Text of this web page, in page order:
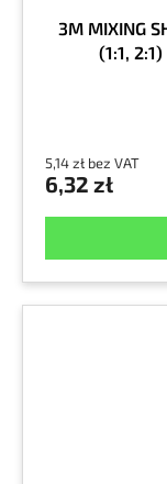
3M MIXING
(1:1,
5,14 zł bez VAT
6,32 zł